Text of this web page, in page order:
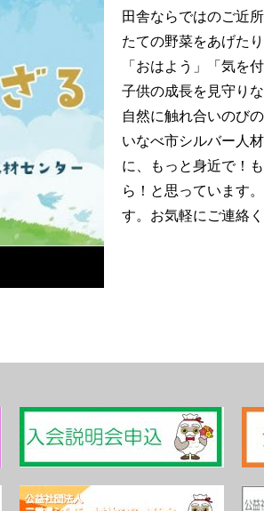
田舎ならではのご近
たての野菜をあげたり
「おはよう」「気を
子供の成長を見守り
自然に触れ合いのび
いなべ市シルバー人
に、もっと身近で！
ら！と思っています
す。お気軽にご連絡く